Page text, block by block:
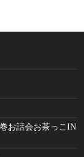
お話会お茶っこIN